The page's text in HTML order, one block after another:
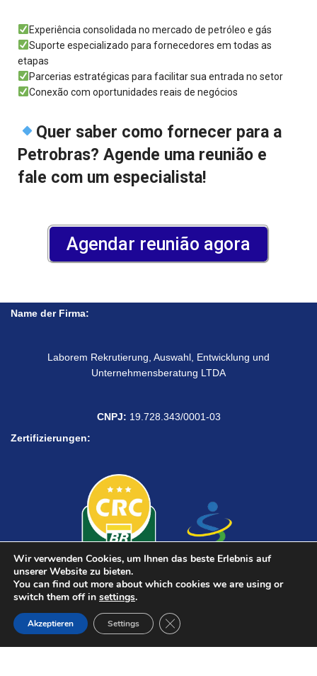
Experiência consolidada no mercado de petróleo e gás
Suporte especializado para fornecedores em todas as
etapas
Parcerias estratégicas para facilitar sua entrada no setor
Conexão com oportunidades reais de negócios
Quer saber como fornecer para a
Petrobras? Agende uma reunião e
fale com um especialista!
Agendar reunião agora
Name der Firma:
Laborem Rekrutierung, Auswahl, Entwicklung und
Unternehmensberatung LTDA
CNPJ: 19.728.343/0001-03
Zertifizierungen:
Wir verwenden Cookies, um Ihnen das beste Erlebnis auf
unserer Website zu bieten.
You can find out more about which cookies we are using or
switch them off in settings.
Akzeptieren Settings Close GDPR Cookie Banner
Brauchen Sie Hilfe?